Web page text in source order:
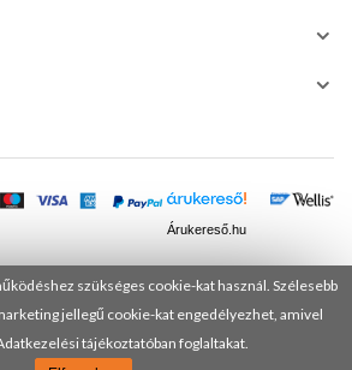
szükséges cookie-kat használ. Szélesebb
jellegű cookie-kat engedélyezhet, amivel
tájékoztatóban foglaltakat.
Árukereső.hu
fenntartva! DANUSA Hungary Kft.